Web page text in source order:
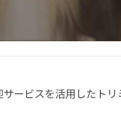
ービスを活用したトリ